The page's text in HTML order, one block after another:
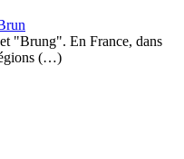
"Brung". En France, dans
(…)